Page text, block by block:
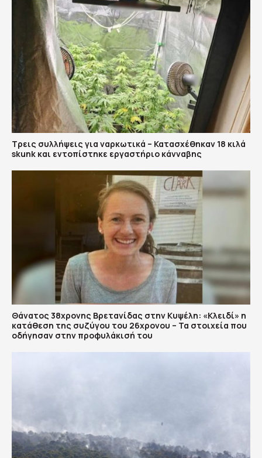
Τρεις συλλήψεις για ναρκωτικά – Κατασχέθηκαν 18 κιλά
skunk και εντοπίστηκε εργαστήριο κάνναβης
Θάνατος 38χρονης Βρετανίδας στην Κυψέλη: «Κλειδί» η
κατάθεση της συζύγου του 26χρονου – Τα στοιχεία που
οδήγησαν στην προφυλάκισή του